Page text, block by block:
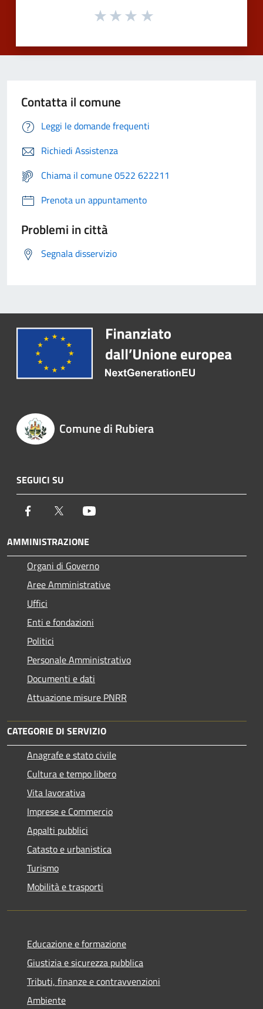
Contatta il comune
Leggi le domande frequenti
Richiedi Assistenza
Chiama il comune 0522 622211
Prenota un appuntamento
Problemi in città
Segnala disservizio
Comune di Rubiera
SEGUICI SU
Facebook Twitter
AMMINISTRAZIONE
Organi di Governo
Aree Amministrative
Uffici
Enti e fondazioni
Politici
Personale Amministrativo
Documenti e dati
Attuazione misure PNRR
CATEGORIE DI SERVIZIO
Anagrafe e stato civile
Cultura e tempo libero
Vita lavorativa
Imprese e Commercio
Appalti pubblici
Catasto e urbanistica
Turismo
Mobilità e trasporti
Educazione e formazione
Giustizia e sicurezza pubblica
Tributi, finanze e contravvenzioni
Ambiente